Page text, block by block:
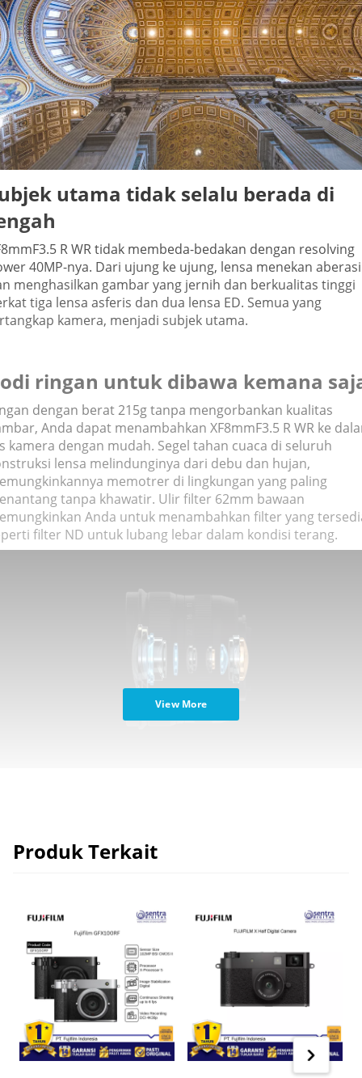
utama tidak selalu berada di
R WR tidak membeda-bedakan dengan resolving
40MP-nya. Dari ujung ke ujung, lensa menekan aberasi
menghasilkan gambar yang jernih dan berkualitas tinggi
tiga lensa asferis dan dua lensa ED. Semua yang
kamera, menjadi subjek utama.
ringan untuk dibawa kemana
dengan berat 215g tanpa mengorbankan kualitas
Anda dapat menambahkan XF8mmF3.5 R WR ke
kamera dengan mudah. Segel tahan cuaca di seluruh
lensa melindunginya dari debu dan hujan,
memotrer di lingkungan yang paling
tanpa khawatir. Ulir filter 62mm bawaan
Anda untuk menambahkan filter yang
filter ND untuk lubang lebar dalam kondisi terang.
View More
Produk Terkait